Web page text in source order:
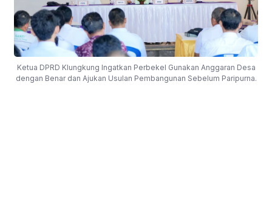
Ketua DPRD Klungkung Ingatkan Perbekel Gunakan Anggaran Desa
dengan Benar dan Ajukan Usulan Pembangunan Sebelum Paripurna.